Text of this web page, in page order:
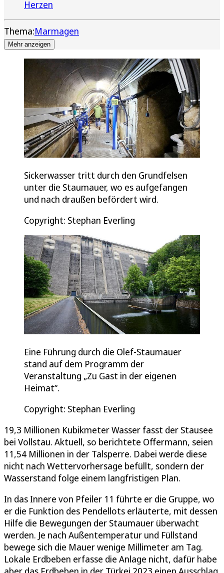
Herzen
Thema:Marmagen
Mehr anzeigen
Sickerwasser tritt durch den Grundfelsen
unter die Staumauer, wo es aufgefangen
und nach draußen befördert wird.
Copyright: Stephan Everling
Eine Führung durch die Olef-Staumauer
stand auf dem Programm der
Veranstaltung „Zu Gast in der eigenen
Heimat“.
Copyright: Stephan Everling
19,3 Millionen Kubikmeter Wasser fasst der Stausee
bei Vollstau. Aktuell, so berichtete Offermann, seien
11,54 Millionen in der Talsperre. Dabei werde diese
nicht nach Wettervorhersage befüllt, sondern der
Wasserstand folge einem langfristigen Plan.
In das Innere von Pfeiler 11 führte er die Gruppe, wo
er die Funktion des Pendellots erläuterte, mit dessen
Hilfe die Bewegungen der Staumauer überwacht
werden. Je nach Außentemperatur und Füllstand
bewege sich die Mauer wenige Millimeter am Tag.
Lokale Erdbeben erfasse die Anlage nicht, dafür habe